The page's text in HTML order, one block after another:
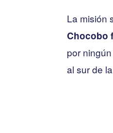
La misión
Chocobo
por
al sur de la